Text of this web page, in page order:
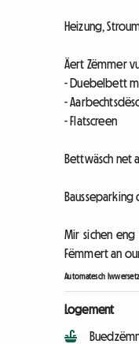
Heizung,
Äert Zëmmer
- Duebelbett
-
- Flatscreen
Bettwäsch net
Mir sichen
Fëmmert an
Automatesch
Logement